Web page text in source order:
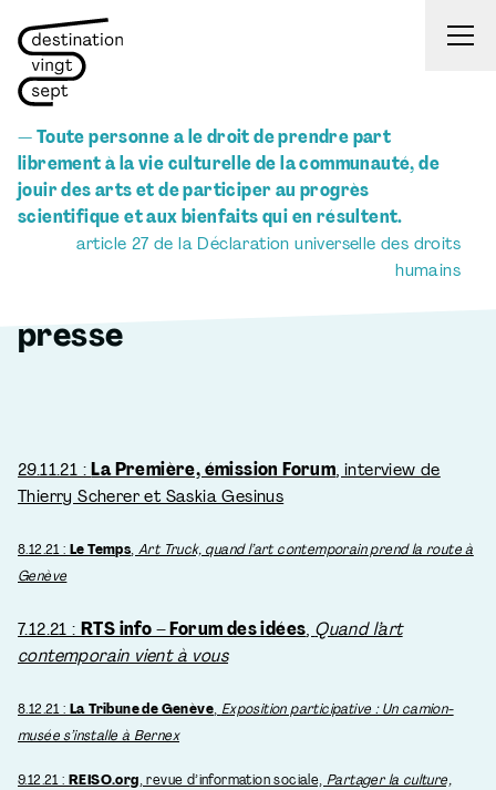
— Toute personne a le droit de prendre part
librement à la vie culturelle de la communauté, de
jouir des arts et de participer au progrès
scientifique et aux bienfaits qui en résultent.
article 27 de la Déclaration universelle des droits
humains
presse
29.11.21 :La Première, émission Forum, interview de
Thierry Scherer et Saskia Gesinus
8.12.21 : Le Temps,Art Truck, quand l’art contemporain prend la route à
Genève
7.12.21 : RTS info – Forum des idées, Quand l’art
contemporain vient à vous
8.12.21 : La Tribune de Genève, Exposition participative : Un camion-
musée s’installe à Bernex
9.12.21 : REISO.org, revue d’information sociale,Partager la culture,